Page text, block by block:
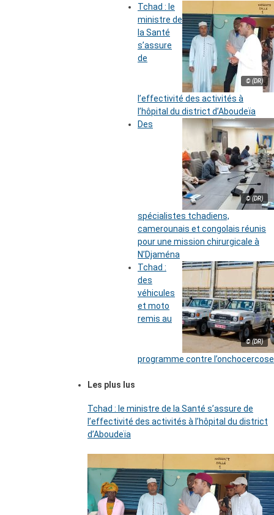
© (DR)
Tchad : le
ministre de
la Santé
s’assure
de
l’effectivité des activités à
l’hôpital du district d’Aboudeïa
© (DR)
Des
spécialistes tchadiens,
camerounais et congolais réunis
pour une mission chirurgicale à
N’Djaména
© (DR)
Tchad :
des
véhicules
et moto
remis au
programme contre l’onchocercose
Les plus lus
Tchad : le ministre de la Santé s’assure de
l’effectivité des activités à l’hôpital du district
d’Aboudeïa